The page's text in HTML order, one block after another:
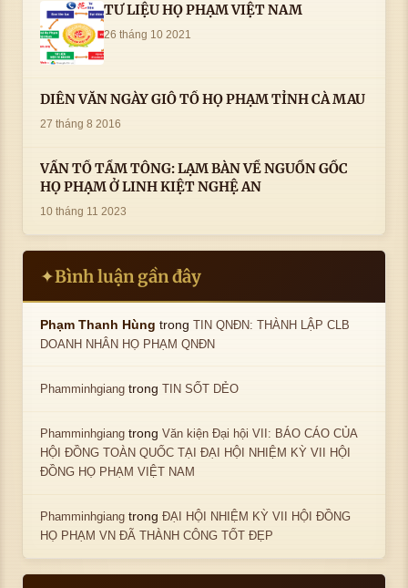
TƯ LIỆU HỌ PHẠM VIỆT NAM
26 tháng 10 2021
DIỄN VĂN NGÀY GIỖ TỔ HỌ PHẠM TỈNH CÀ MAU
27 tháng 8 2016
VẤN TỔ TẦM TÔNG: LẠM BÀN VỀ NGUỒN GỐC
HỌ PHẠM Ở LINH KIỆT NGHỆ AN
10 tháng 11 2023
✦Bình luận gần đây
Phạm Thanh Hùng trongTIN QNĐN: THÀNH LẬP CLB
DOANH NHÂN HỌ PHẠM QNĐN
Phamminhgiang trongTIN SỐT DẺO
Phamminhgiang trongVăn kiện Đại hội VII: BÁO CÁO CỦA
HỘI ĐỒNG TOÀN QUỐC TẠI ĐẠI HỘI NHIỆM KỲ VII HỘI
ĐỒNG HỌ PHẠM VIỆT NAM
Phamminhgiang trongĐẠI HỘI NHIỆM KỲ VII HỘI ĐỒNG
HỌ PHẠM VN ĐÃ THÀNH CÔNG TỐT ĐẸP